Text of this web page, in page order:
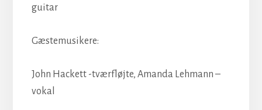
guitar
Gæstemusikere:
John Hackett -tværfløjte, Amanda Lehmann –
vokal